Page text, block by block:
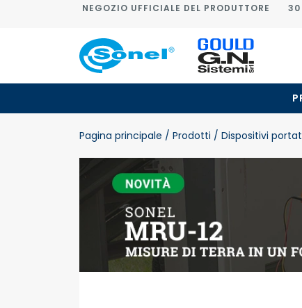
NEGOZIO UFFICIALE DEL PRODUTTORE 30
Pagina principale / Prodotti / Dispositivi